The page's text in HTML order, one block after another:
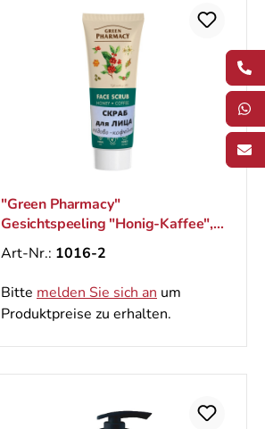
"Green Pharmacy"
Gesichtspееling "Honig-Kaffee",
75 ml
Art-Nr.: 1016-2
Bitte melden Sie sich an um
Produktpreise zu erhalten.